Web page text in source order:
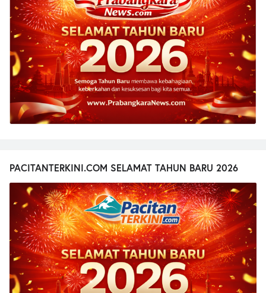
PACITANTERKINI.COM SELAMAT TAHUN BARU 2026